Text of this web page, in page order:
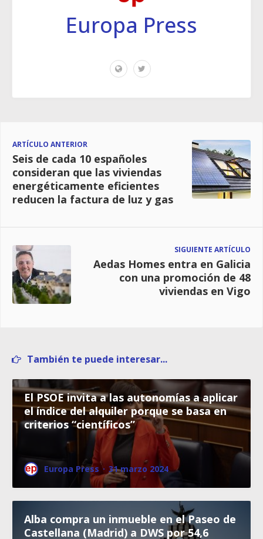
Europa Press
ARTÍCULO ANTERIOR
Seis de cada 10 españoles
consideran que las viviendas
energéticamente eficientes
reducen la factura de luz y gas
SIGUIENTE ARTÍCULO
Aedas Homes entra en Galicia
con una promoción de 48
viviendas en Vigo
También te puede interesar...
El PSOE invita a las autonomías a aplicar
el índice del alquiler porque se basa en
criterios “científicos”
Europa Press · 31 marzo 2024
Alba compra un inmueble en el Paseo de
Castellana (Madrid) a DWS por 54,6